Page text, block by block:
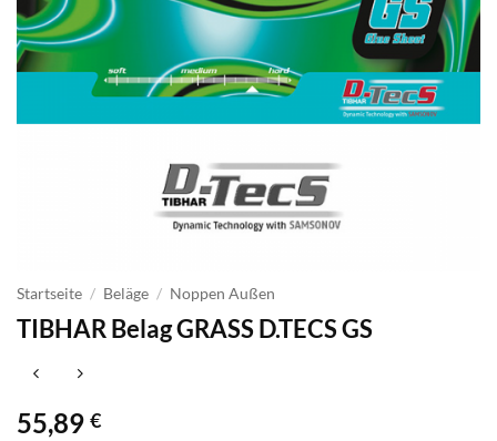
Startseite / Beläge / Noppen Außen
TIBHAR Belag GRASS D.TECS GS
55,89 €